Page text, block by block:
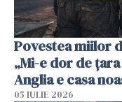
Povestea miilor
„Mi-e dor de
Anglia e casa
05 IULIE 2026